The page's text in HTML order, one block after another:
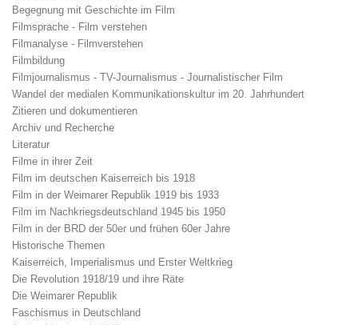
Begegnung mit Geschichte im Film
Filmsprache - Film verstehen
Filmanalyse - Filmverstehen
Filmbildung
Filmjournalismus - TV-Journalismus - Journalistischer Film
Wandel der medialen Kommunikationskultur im 20. Jahrhundert
Zitieren und dokumentieren
Archiv und Recherche
Literatur
Filme in ihrer Zeit
Film im deutschen Kaiserreich bis 1918
Film in der Weimarer Republik 1919 bis 1933
Film im Nachkriegsdeutschland 1945 bis 1950
Film in der BRD der 50er und frühen 60er Jahre
Historische Themen
Kaiserreich, Imperialismus und Erster Weltkrieg
Die Revolution 1918/19 und ihre Räte
Die Weimarer Republik
Faschismus in Deutschland